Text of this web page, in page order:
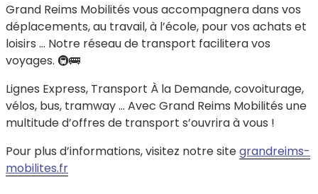
Grand Reims Mobilités vous accompagnera dans vos
déplacements, au travail, à l’école, pour vos achats et
loisirs … Notre réseau de transport facilitera vos
voyages. 🚇🚌
Lignes Express, Transport À la Demande, covoiturage,
vélos, bus, tramway … Avec Grand Reims Mobilités une
multitude d’offres de transport s’ouvrira à vous !
Pour plus d’informations, visitez notre sitegrandreims-
mobilites.fr